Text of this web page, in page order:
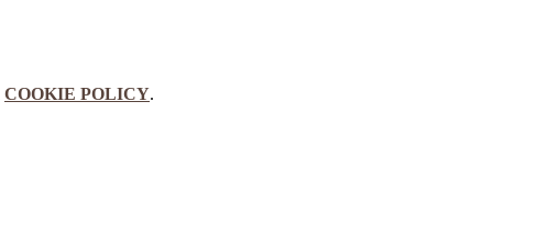
COOKIE POLICY.